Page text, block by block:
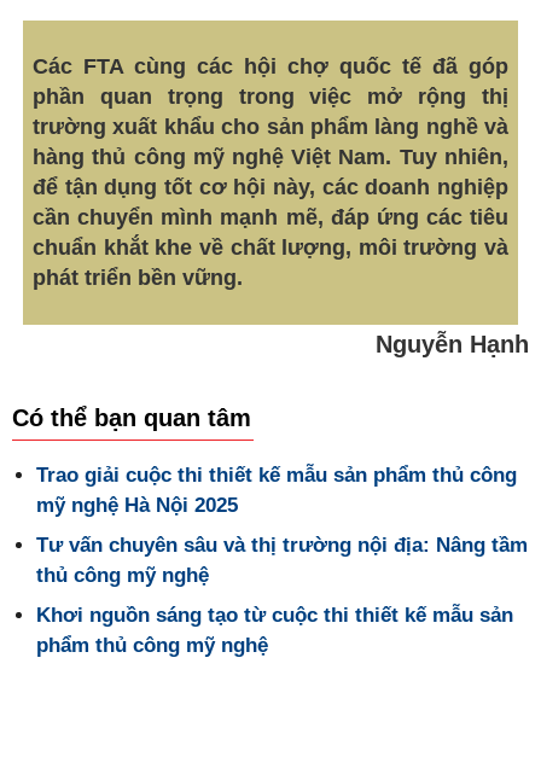
Các FTA cùng các hội chợ quốc tế đã góp
phần quan trọng trong việc mở rộng thị
trường xuất khẩu cho sản phẩm làng nghề và
hàng thủ công mỹ nghệ Việt Nam. Tuy nhiên,
để tận dụng tốt cơ hội này, các doanh nghiệp
cần chuyển mình mạnh mẽ, đáp ứng các tiêu
chuẩn khắt khe về chất lượng, môi trường và
phát triển bền vững.
Nguyễn Hạnh
Có thể bạn quan tâm
Trao giải cuộc thi thiết kế mẫu sản phẩm thủ công
mỹ nghệ Hà Nội 2025
Tư vấn chuyên sâu và thị trường nội địa: Nâng tầm
thủ công mỹ nghệ
Khơi nguồn sáng tạo từ cuộc thi thiết kế mẫu sản
phẩm thủ công mỹ nghệ